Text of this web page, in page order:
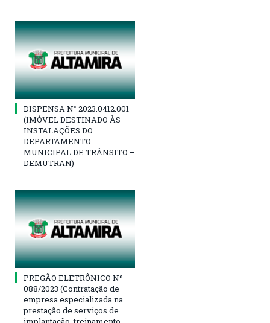
DISPENSA N° 2023.0412.001
(IMÓVEL DESTINADO ÀS
INSTALAÇÕES DO
DEPARTAMENTO
MUNICIPAL DE TRÂNSITO –
DEMUTRAN)
PREGÃO ELETRÔNICO Nº
088/2023 (Contratação de
empresa especializada na
prestação de serviços de